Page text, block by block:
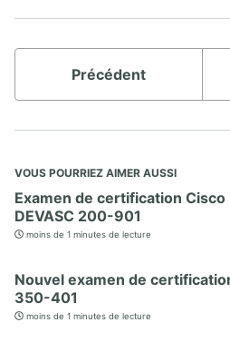
Précédent
VOUS POURRIEZ AIMER AUSSI
Examen de certification
DEVASC 200-901
moins de 1 minutes de lecture
Nouvel examen de
350-401
moins de 1 minutes de lecture